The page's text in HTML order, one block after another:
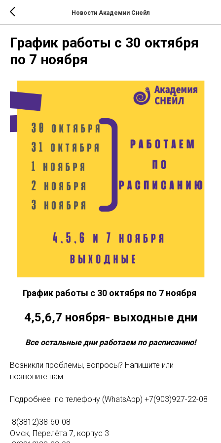
Новости Академии Снейл
График работы с 30 октября
по 7 ноября
График работы с 30 октября по 7 ноября
4,5,6,7 ноября- выходные дни
Все остальные дни работаем по расписанию!
Возникли проблемы, вопросы? Напишите или
позвоните нам.
Подробнее по телефону (WhatsApp) +7(903)927-22-08
8(3812)38-60-08
Омск, Перелёта 7, корпус 3